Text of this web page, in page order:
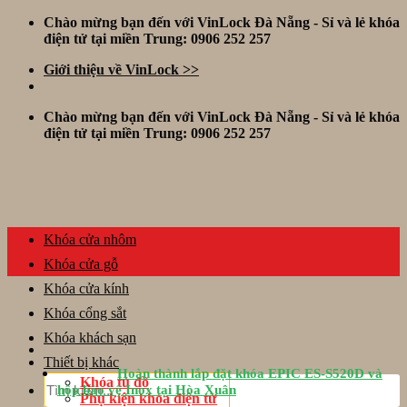
Skip
Chào mừng bạn đến với VinLock Đà Nẵng - Sỉ và lẻ khóa
điện tử tại miền Trung: 0906 252 257
Giới thiệu về VinLock >>
Chào mừng bạn đến với VinLock Đà Nẵng - Sỉ và lẻ khóa
điện tử tại miền Trung: 0906 252 257
Tìm
kiếm:
Khóa cửa nhôm
Khóa cửa gỗ
Khóa cửa kính
Khóa cổng sắt
Khóa khách sạn
Thiết bị khác
Khóa tủ đồ
Phụ kiện khóa điện tử
Hoàn thành lắp đặt khóa EPIC ES-S520D và
hộp bảo vệ Inox tại Hòa Xuân